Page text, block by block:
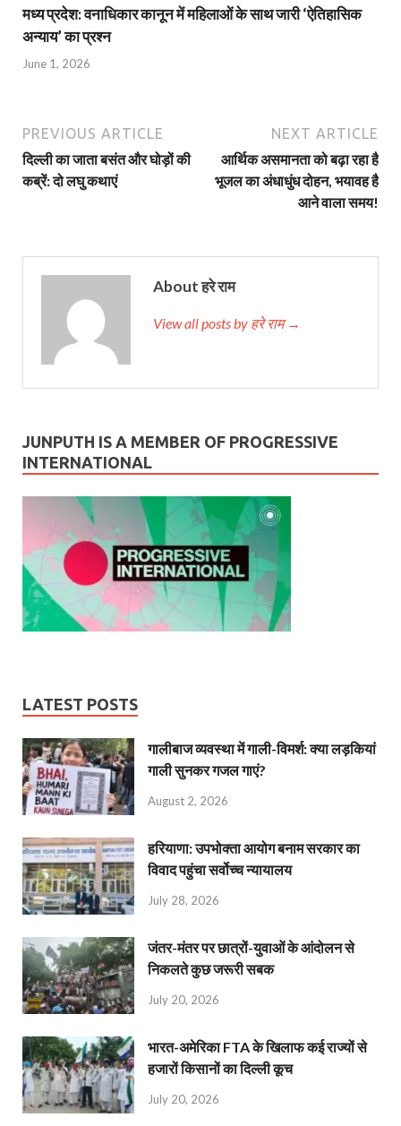
मध्य प्रदेश: वनाधिकार कानून में महिलाओं के साथ जारी ‘ऐतिहासिक
अन्याय’ का प्रश्न
June 1, 2026
PREVIOUS ARTICLE
दिल्ली का जाता बसंत और घोड़ों की
कब्रें: दो लघु कथाएं
NEXT ARTICLE
आर्थिक असमानता को बढ़ा रहा है
भूजल का अंधाधुंध दोहन, भयावह है
आने वाला समय!
About हरे राम
View all posts by हरे राम →
JUNPUTH IS A MEMBER OF PROGRESSIVE
INTERNATIONAL
LATEST POSTS
गालीबाज व्‍यवस्‍था में गाली-विमर्श: क्या लड़कियां
गाली सुनकर गजल गाएं?
August 2, 2026
हरियाणा: उपभोक्ता आयोग बनाम सरकार का
विवाद पहुंचा सर्वोच्च न्यायालय
July 28, 2026
जंतर-मंतर पर छात्रों-युवाओं के आंदोलन से
निकलते कुछ जरूरी सबक
July 20, 2026
भारत-अमेरिका FTA के खिलाफ कई राज्यों से
हजारों किसानों का दिल्ली कूच
July 20, 2026